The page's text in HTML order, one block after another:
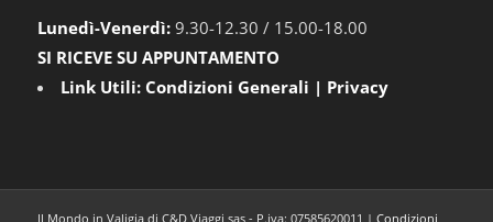
Lunedì-Venerdì: 9.30-12.30 / 15.00-18.00
SI RICEVE SU APPUNTAMENTO
Link Utili: Condizioni Generali | Privacy
Il Mondo in Valigia di C&D Viaggi sas - P.iva: 07585620011 | Condizioni